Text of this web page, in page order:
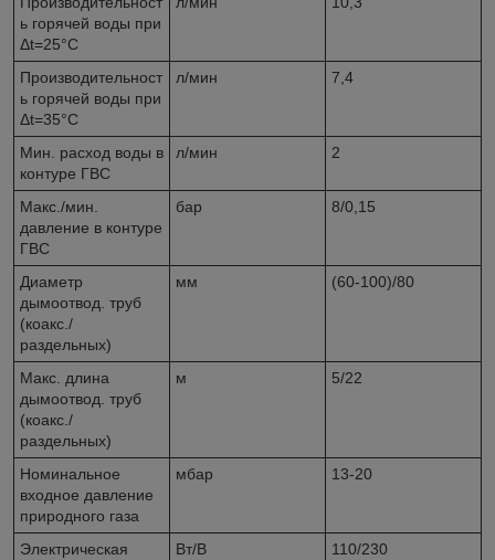
ь горячей воды при
Δt=25°С
Производительност
ь горячей воды при
Δt=35°С
л/мин 7,4
Мин. расход воды в
контуре ГВС
л/мин 2
Макс./мин.
давление в контуре
ГВС
бар 8/0,15
Диаметр
дымоотвод. труб
(коакс./
раздельных)
мм (60-100)/80
Макс. длина
дымоотвод. труб
(коакс./
раздельных)
м 5/22
Номинальное
входное давление
природного газа
мбар 13-20
Электрическая
Вт/В 110/230